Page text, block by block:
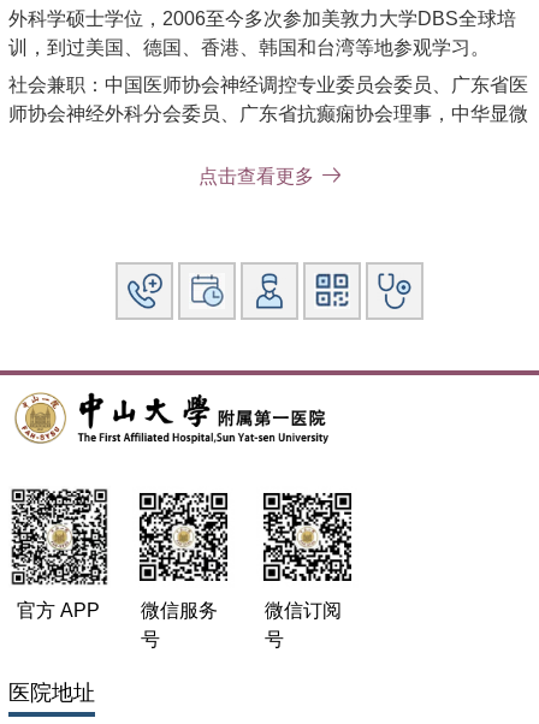
外科学硕士学位，2006至今多次参加美敦力大学DBS全球培
训，到过美国、德国、香港、韩国和台湾等地参观学习。
社会兼职：中国医师协会神经调控专业委员会委员、广东省医
师协会神经外科分会委员、广东省抗癫痫协会理事，中华显微
论著：脑深部电刺激治疗帕金森病近期疗效的初步探讨. 中国
2008；39（6）：411~412。
应用外科皮瓣修复颅骨缺损修补材料外露创面. 中华显微外科
毛细胞型星形细胞瘤的显微外科手术治疗. 中华显微外科杂
志，2006；29：234~235。
枕下经天幕入路显微手术切除幕下型天幕脑膜瘤. 中华显微外
带蒂帽状腱膜骨膜瓣在前颅底重建中的应用. 中华显微外科杂
志，2003；26：314~316。
连头婴显微分离手术中静脉窦的处理及重建. 中华显微外科杂
志，2002；25：89~91。
血管转流管在静脉窦脑膜瘤显微全切除术中的应用. 中华显微
颅底肿瘤的显微外科手术治疗. 中华显微外科杂志，2001；
点击查看更多
官方 APP
微信服务
号
微信订阅
号
医院地址